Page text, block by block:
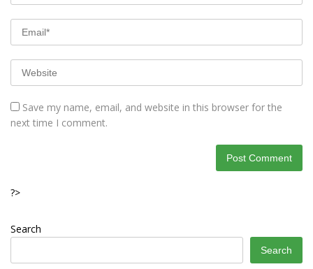
Save my name, email, and website in this browser for the
next time I comment.
?>
Search
Search